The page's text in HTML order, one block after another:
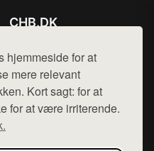
hjemmeside for at
mere relevant
Kort sagt: for at
for at være irriterende.
CHB.DK
Mail: hej@want.dk
Cookie- og privatlivspolitik